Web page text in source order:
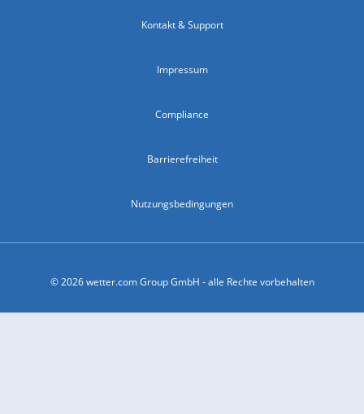
Kontakt & Support
Impressum
Compliance
Barrierefreiheit
Nutzungsbedingungen
© 2026 wetter.com Group GmbH - alle Rechte vorbehalten